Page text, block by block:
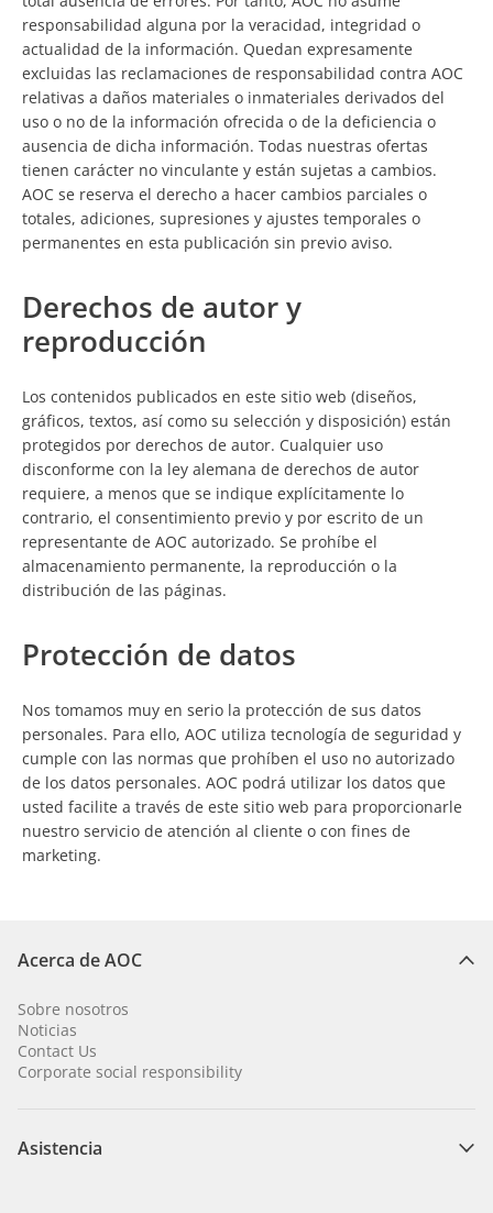
responsabilidad alguna por la veracidad, integridad o
actualidad de la información. Quedan expresamente
excluidas las reclamaciones de responsabilidad contra AOC
relativas a daños materiales o inmateriales derivados del
uso o no de la información ofrecida o de la deficiencia o
ausencia de dicha información. Todas nuestras ofertas
tienen carácter no vinculante y están sujetas a cambios.
AOC se reserva el derecho a hacer cambios parciales o
totales, adiciones, supresiones y ajustes temporales o
permanentes en esta publicación sin previo aviso.
Derechos de autor y
reproducción
Los contenidos publicados en este sitio web (diseños,
gráficos, textos, así como su selección y disposición) están
protegidos por derechos de autor. Cualquier uso
disconforme con la ley alemana de derechos de autor
requiere, a menos que se indique explícitamente lo
contrario, el consentimiento previo y por escrito de un
representante de AOC autorizado. Se prohíbe el
almacenamiento permanente, la reproducción o la
distribución de las páginas.
Protección de datos
Nos tomamos muy en serio la protección de sus datos
personales. Para ello, AOC utiliza tecnología de seguridad y
cumple con las normas que prohíben el uso no autorizado
de los datos personales. AOC podrá utilizar los datos que
usted facilite a través de este sitio web para proporcionarle
nuestro servicio de atención al cliente o con fines de
marketing.
Acerca de AOC
Sobre nosotros
Noticias
Contact Us
Corporate social responsibility
Asistencia